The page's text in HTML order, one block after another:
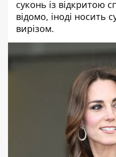
суконь із відкритою
відомо, іноді носить
вирізом.